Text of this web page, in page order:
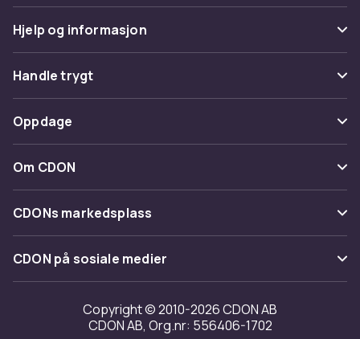
Hjelp og informasjon
Vanlige spørsmål
Spor pakke
Angre & returner her
Kontakt oss
Handle trygt
Betaling
Levering
Tilbakekallinger
Oppdage
Kategorier
Varemerker
Om CDON
Om oss
Kundeanmeldelser
Jobbe på CDON
Investor relations
Tilgjengelighet
CDONs markedsplass
Merchant Help Center
CDON på sosiale medier
Copyright © 2010-2026 CDON AB
CDON AB, Org.nr: 556406-1702